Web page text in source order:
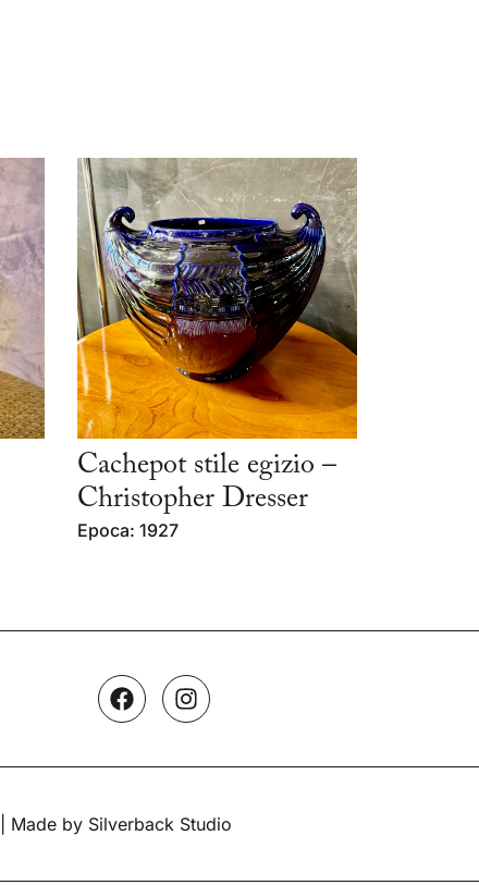
Cachepot stile egizio –
Christopher Dresser
Epoca: 1927
| Made by Silverback Studio